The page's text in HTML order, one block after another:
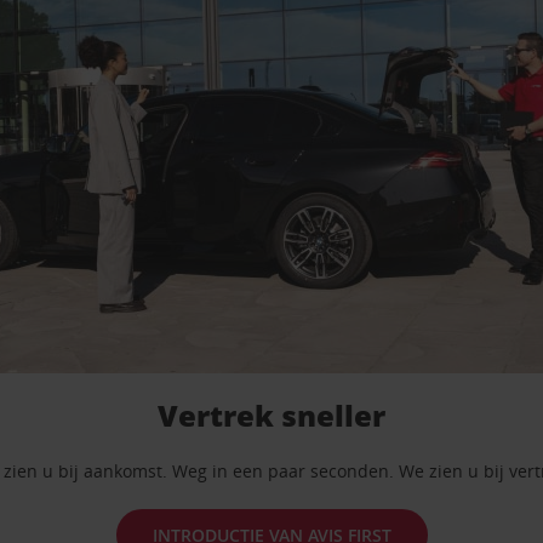
Vertrek sneller
zien u bij aankomst. Weg in een paar seconden. We zien u bij
INTRODUCTIE VAN AVIS FIRST